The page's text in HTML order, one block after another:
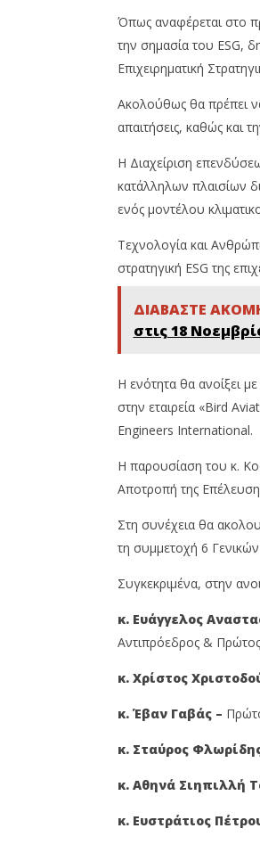
News
Team
Όπως αναφέρεται στο
την σημασία του ESG,
Επιχειρηματική
Ακολούθως θα πρέπει
απαιτήσεις, καθώς και
Η Διαχείριση
κατάλληλων πλαισίων
ενός μοντέλου
Τεχνολογία και
στρατηγική ESG της
ΔΙΑΒΑΣΤΕ
στις 18
Η ενότητα θα ανοίξει
στην εταιρεία «Bird
Engineers International.
Η παρουσίαση του κ.
Αποτροπή της
Στη συνέχεια θα
τη συμμετοχή 6
Συγκεκριμένα, στην
κ. Ευάγγελος
Αντιπρόεδρος &
κ. Χρίστος
κ. Έβαν Γαβάς –
κ. Σταύρος
κ. Αθηνά Σιηπιλλή
κ. Ευστράτιος